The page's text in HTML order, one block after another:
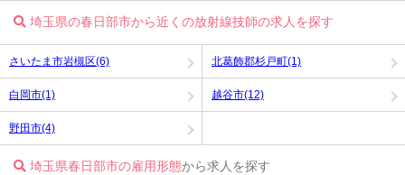
埼玉県の春日部市から近くの放射線技師の求人を探す
さいたま市岩槻区(6) 北葛飾郡杉戸町(1)
白岡市(1) 越谷市(12)
野田市(4)
埼玉県春日部市の雇用形態から求人を探す